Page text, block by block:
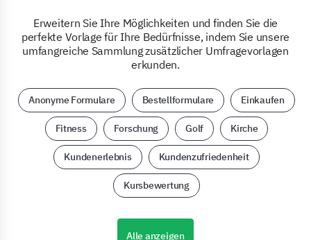
Erweitern Sie Ihre Möglichkeiten und finden Sie die
perfekte Vorlage für Ihre Bedürfnisse, indem Sie unsere
umfangreiche Sammlung zusätzlicher Umfragevorlagen
erkunden.
Anonyme Formulare Bestellformulare Einkaufen
Fitness Forschung Golf Kirche
Kundenerlebnis Kundenzufriedenheit
Kursbewertung
Alle anzeigen